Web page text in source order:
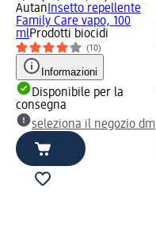
Autan Insetto repellente
Family Care vapo, 100
mlProdotti biocidi
(10)
Informazioni
Disponibile per la
consegna
seleziona il negozio dm